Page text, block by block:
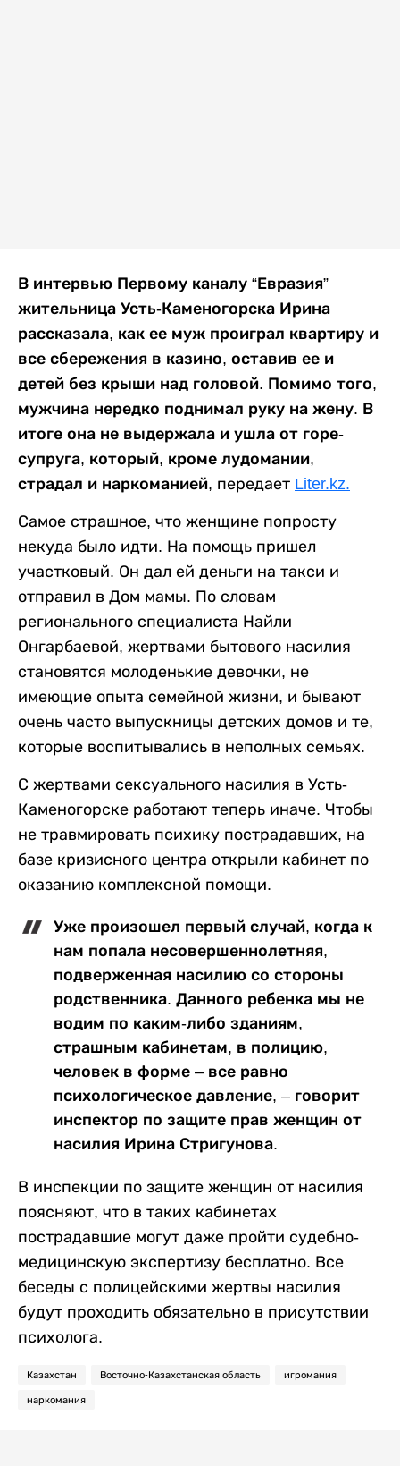
В интервью Первому каналу “Евразия”
жительница Усть-Каменогорска Ирина
рассказала, как ее муж проиграл квартиру и
все сбережения в казино, оставив ее и
детей без крыши над головой. Помимо того,
мужчина нередко поднимал руку на жену. В
итоге она не выдержала и ушла от горе-
супруга, который, кроме лудомании,
страдал и наркоманией, передает Liter.kz.
Самое страшное, что женщине попросту
некуда было идти. На помощь пришел
участковый. Он дал ей деньги на такси и
отправил в Дом мамы. По словам
регионального специалиста Найли
Онгарбаевой, жертвами бытового насилия
становятся молоденькие девочки, не
имеющие опыта семейной жизни, и бывают
очень часто выпускницы детских домов и те,
которые воспитывались в неполных семьях.
С жертвами сексуального насилия в Усть-
Каменогорске работают теперь иначе. Чтобы
не травмировать психику пострадавших, на
базе кризисного центра открыли кабинет по
оказанию комплексной помощи.
Уже произошел первый случай, когда к
нам попала несовершеннолетняя,
подверженная насилию со стороны
родственника. Данного ребенка мы не
водим по каким-либо зданиям,
страшным кабинетам, в полицию,
человек в форме – все равно
психологическое давление, – говорит
инспектор по защите прав женщин от
насилия Ирина Стригунова.
В инспекции по защите женщин от насилия
поясняют, что в таких кабинетах
пострадавшие могут даже пройти судебно-
медицинскую экспертизу бесплатно. Все
беседы с полицейскими жертвы насилия
будут проходить обязательно в присутствии
психолога.
Казахстан Восточно-Казахстанская область игромания
наркомания